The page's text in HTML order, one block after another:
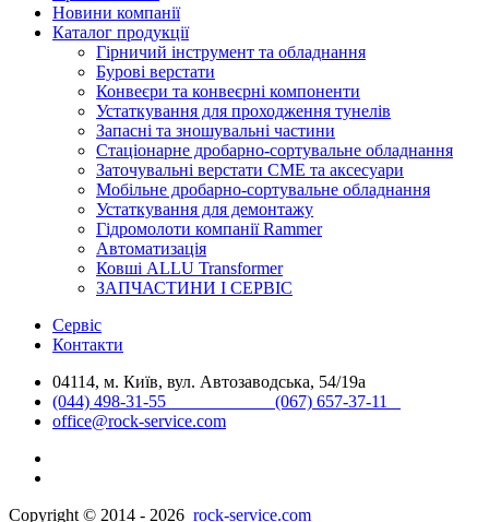
Новини компанії
Каталог продукції
Гірничий інструмент та обладнання
Бурові верстати
Конвеєри та конвеєрні компоненти
Устаткування для проходження тунелів
Запасні та зношувальні частини
Стаціонарне дробарно-сортувальне обладнання
Заточувальні верстати СМЕ та аксесуари
Мобільне дробарно-сортувальне обладнання
Устаткування для демонтажу
Гідромолоти компанії Rammer
Автоматизація
Ковші ALLU Transformer
ЗАПЧАСТИНИ І СЕРВІС
Сервіс
Контакти
04114, м. Київ, вул. Автозаводська, 54/19а
(044) 498-31-55 (067) 657-37-11
office@rock-service.com
Copyright © 2014 - 2026 rock-service.com